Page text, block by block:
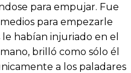
para empujar. Fue
para empezarle
habían injuriado en el
brilló como sólo él
a los paladares